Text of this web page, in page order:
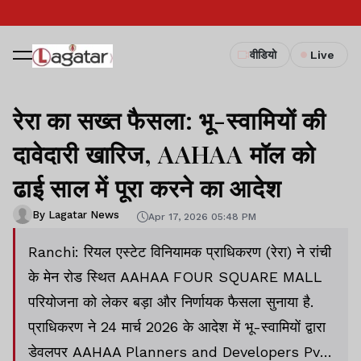
वीडियो Live
रेरा का सख्त फैसला: भू-स्वामियों की
दावेदारी खारिज, AAHAA मॉल को
ढाई साल में पूरा करने का आदेश
By Lagatar News Apr 17, 2026 05:48 PM
Ranchi: रियल एस्टेट विनियामक प्राधिकरण (रेरा) ने रांची
के मेन रोड स्थित AAHAA FOUR SQUARE MALL
परियोजना को लेकर बड़ा और निर्णायक फैसला सुनाया है.
प्राधिकरण ने 24 मार्च 2026 के आदेश में भू-स्वामियों द्वारा
डेवलपर AAHAA Planners and Developers Pvt.